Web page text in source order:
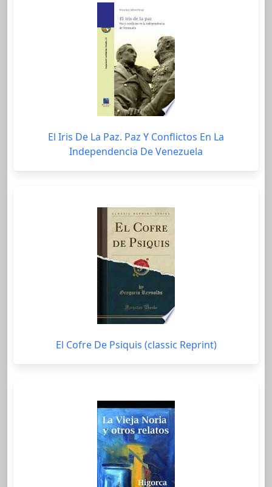
El Iris De La Paz. Paz Y Conflictos En La
Independencia De Venezuela
El Cofre De Psiquis (classic Reprint)